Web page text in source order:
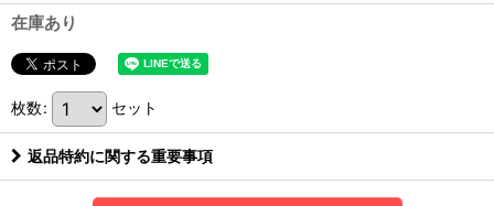
在庫あり
枚数: セット
返品特約に関する重要事項